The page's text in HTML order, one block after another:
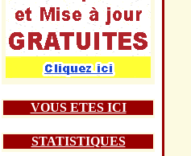
VOUS ETES ICI
STATISTIQUES